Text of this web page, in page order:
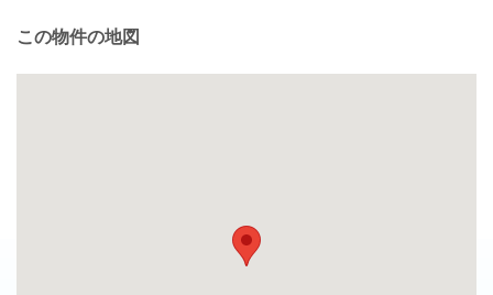
この物件の地図